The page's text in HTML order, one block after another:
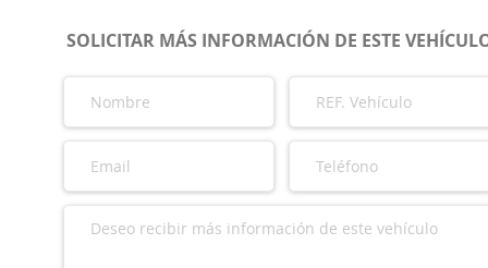
SOLICITAR MÁS INFORMACIÓN DE ESTE